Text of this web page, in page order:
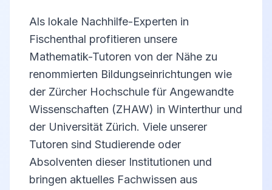
Als lokale Nachhilfe-Experten in
Fischenthal profitieren unsere
Mathematik-Tutoren von der Nähe zu
renommierten Bildungseinrichtungen wie
der Zürcher Hochschule für Angewandte
Wissenschaften (ZHAW) in Winterthur und
der Universität Zürich. Viele unserer
Tutoren sind Studierende oder
Absolventen dieser Institutionen und
bringen aktuelles Fachwissen aus